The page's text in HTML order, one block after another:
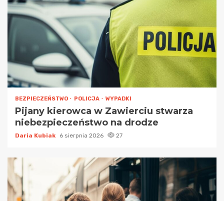
BEZPIECZEŃSTWO POLICJA WYPADKI
Pijany kierowca w Zawierciu stwarza
niebezpieczeństwo na drodze
Daria Kubiak 6 sierpnia 2026 27